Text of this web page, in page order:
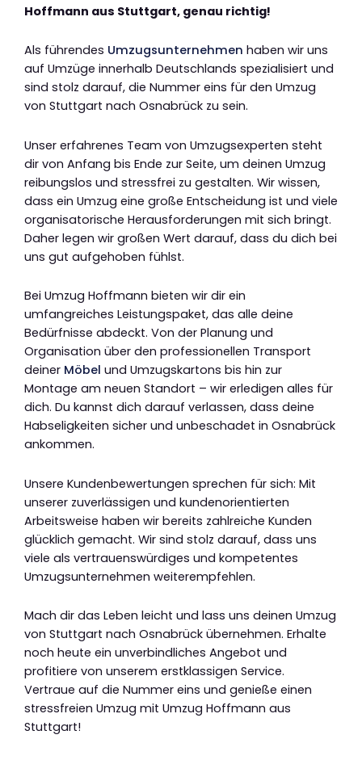
Hoffmann aus Stuttgart, genau richtig!
Als führendes Umzugsunternehmen haben wir uns
auf Umzüge innerhalb Deutschlands spezialisiert und
sind stolz darauf, die Nummer eins für den Umzug
von Stuttgart nach Osnabrück zu sein.
Unser erfahrenes Team von Umzugsexperten steht
dir von Anfang bis Ende zur Seite, um deinen Umzug
reibungslos und stressfrei zu gestalten. Wir wissen,
dass ein Umzug eine große Entscheidung ist und viele
organisatorische Herausforderungen mit sich bringt.
Daher legen wir großen Wert darauf, dass du dich bei
uns gut aufgehoben fühlst.
Bei Umzug Hoffmann bieten wir dir ein
umfangreiches Leistungspaket, das alle deine
Bedürfnisse abdeckt. Von der Planung und
Organisation über den professionellen Transport
deiner Möbel und Umzugskartons bis hin zur
Montage am neuen Standort – wir erledigen alles für
dich. Du kannst dich darauf verlassen, dass deine
Habseligkeiten sicher und unbeschadet in Osnabrück
ankommen.
Unsere Kundenbewertungen sprechen für sich: Mit
unserer zuverlässigen und kundenorientierten
Arbeitsweise haben wir bereits zahlreiche Kunden
glücklich gemacht. Wir sind stolz darauf, dass uns
viele als vertrauenswürdiges und kompetentes
Umzugsunternehmen weiterempfehlen.
Mach dir das Leben leicht und lass uns deinen Umzug
von Stuttgart nach Osnabrück übernehmen. Erhalte
noch heute ein unverbindliches Angebot und
profitiere von unserem erstklassigen Service.
Vertraue auf die Nummer eins und genieße einen
stressfreien Umzug mit Umzug Hoffmann aus
Stuttgart!